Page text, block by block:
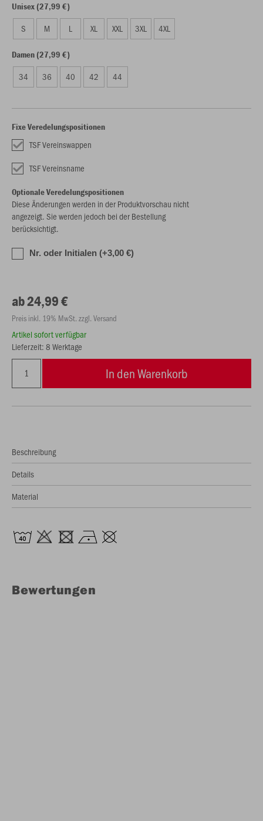
Unisex (27,99 €)
S M L XL XXL 3XL 4XL
Damen (27,99 €)
34 36 40 42 44
Fixe Veredelungspositionen
TSF Vereinswappen
TSF Vereinsname
Optionale Veredelungspositionen
Diese Änderungen werden in der Produktvorschau nicht
angezeigt. Sie werden jedoch bei der Bestellung
berücksichtigt.
Nr. oder Initialen (+3,00 €)
ab 24,99 €
Preis inkl. 19% MwSt. zzgl. Versand
Artikel sofort verfügbar
Lieferzeit: 8 Werktage
In den Warenkorb
Beschreibung
Details
Material
Bewertungen